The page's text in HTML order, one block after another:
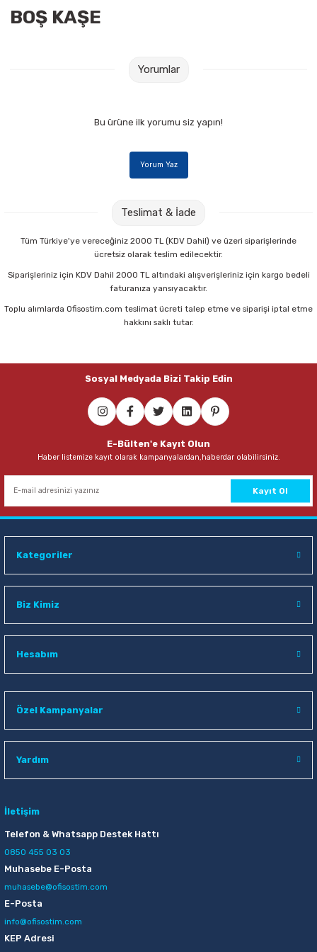
Zımba Telleri
Daksiller
Kaşe Gereçleri
Yapıştırıcılar
Ebru Boyaları
Guaj Boyaları
Kuru Boyalar
Mum Boyalar
Parmak Boyaları
Yağlı Boyalar
BOŞ KAŞE
Yorumlar
Bu ürüne ilk yorumu siz yapın!
Yorum Yaz
Teslimat & İade
Tüm Türkiye'ye vereceğiniz 2000 TL (KDV Dahil) ve üzeri siparişlerinde
ücretsiz olarak teslim edilecektir.
Siparişleriniz için KDV Dahil 2000 TL altındaki alışverişleriniz için kargo bedeli
faturanıza yansıyacaktır.
Toplu alımlarda Ofisostim.com teslimat ücreti talep etme ve siparişi iptal etme
hakkını saklı tutar.
Sosyal Medyada Bizi Takip Edin
E-Bülten'e Kayıt Olun
Haber listemize kayıt olarak kampanyalardan,haberdar olabilirsiniz.
Kayıt Ol
Kategoriler
Biz Kimiz
Hesabım
Özel Kampanyalar
Yardım
İletişim
Telefon & Whatsapp Destek Hattı
0850 455 03 03
Muhasebe E-Posta
muhasebe@ofisostim.com
E-Posta
info@ofisostim.com
KEP Adresi